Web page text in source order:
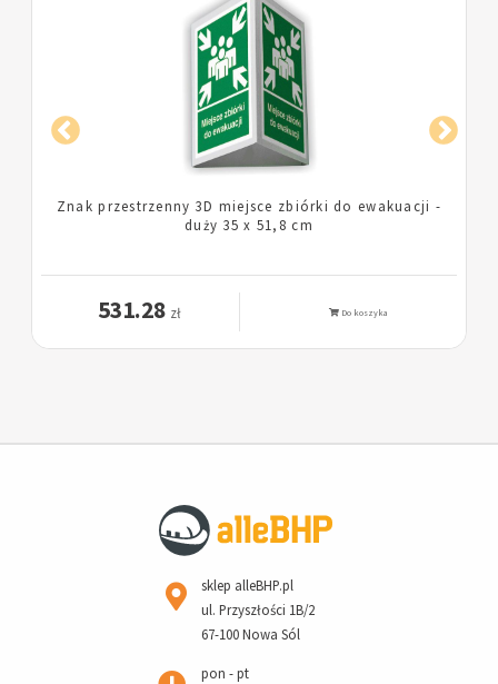
Znak przestrzenny 3D miejsce zbiórki do ewakuacji -
duży 35 x 51,8 cm
531.28 zł Do koszyka
sklep alleBHP.pl
ul. Przyszłości 1B/2
67-100 Nowa Sól
pon - pt